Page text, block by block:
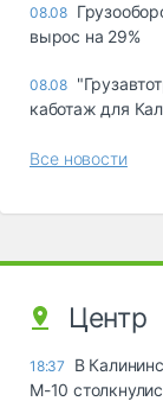
08.08
вырос на 29%
08.08
каботаж для
Все новости
Центр
18:37
В
М-10